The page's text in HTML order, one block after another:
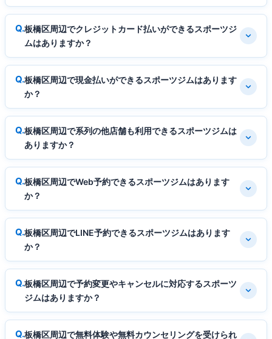
板橋区周辺でクレジットカード払いができるスポーツジ
ムはありますか？
板橋区周辺で現金払いができるスポーツジムはあります
か？
板橋区周辺で系列の他店舗も利用できるスポーツジムは
ありますか？
板橋区周辺でWeb予約できるスポーツジムはあります
か？
板橋区周辺でLINE予約できるスポーツジムはあります
か？
板橋区周辺で予約変更やキャンセルに対応するスポーツ
ジムはありますか？
板橋区周辺で無料体験や無料カウンセリングを受けられ